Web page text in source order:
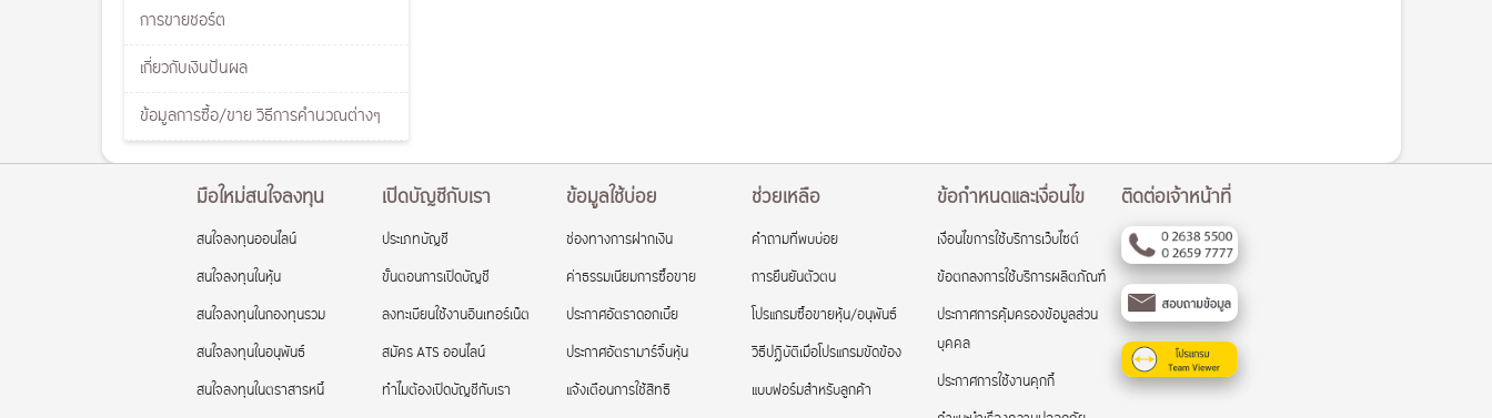
การขายชอร์ต
เกี่ยวกับเงินปันผล
ข้อมูลการซื้อ/ขาย วิธีการคำนวณต่างๆ
มือใหม่สนใจลงทุน
สนใจลงทุนออนไลน์
สนใจลงทุนในหุ้น
สนใจลงทุนในกองทุนรวม
สนใจลงทุนในอนุพันธ์
สนใจลงทุนในตราสารหนี้
เปิดบัญชีกับเรา
ประเภทบัญชี
ขั้นตอนการเปิดบัญชี
ลงทะเบียนใช้งานอินเทอร์เน็ต
สมัคร ATS ออนไลน์
ทำไมต้องเปิดบัญชีกับเรา
ข้อมูลใช้บ่อย
ช่องทางการฝากเงิน
ค่าธรรมเนียมการซื้อขาย
ประกาศอัตราดอกเบี้ย
ประกาศอัตรามาร์จิ้นหุ้น
แจ้งเตือนการใช้สิทธิ
ช่วยเหลือ
คำถามที่พบบ่อย
การยืนยันตัวตน
โปรแกรมซื้อขายหุ้น/อนุพันธ์
วิธีปฏิบัติเมื่อโปรแกรมขัดข้อง
แบบฟอร์มสำหรับลูกค้า
ข้อกำหนดและเงื่อนไข
เงื่อนไขการใช้บริการเว็บไซต์
ข้อตกลงการใช้บริการผลิตภัณฑ์
ประกาศการคุ้มครองข้อมูลส่วน
บุคคล
ประกาศการใช้งานคุกกี้
ติดต่อเจ้าหน้าที่